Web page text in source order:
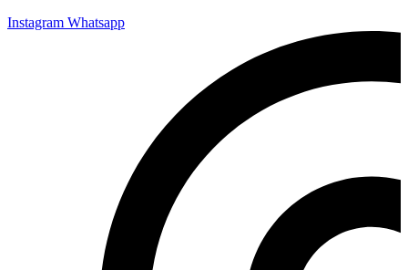
Instagram Whatsapp